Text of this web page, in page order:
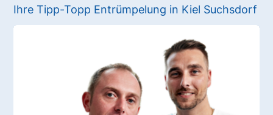
Ihre Tipp-Topp Entrümpelung in Kiel Suchsdorf